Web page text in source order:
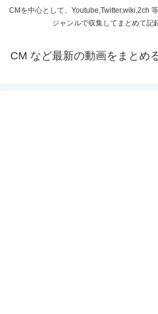
CMを中心として、Youtube,Twitter,wiki,2ch
ジャンルで収集してまとめて記
CM など最新の動画をまとめ